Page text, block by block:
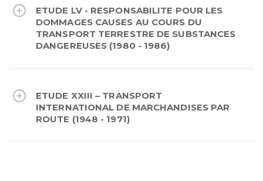
ETUDE LV - RESPONSABILITE POUR LES
DOMMAGES CAUSES AU COURS DU
TRANSPORT TERRESTRE DE SUBSTANCES
DANGEREUSES (1980 - 1986)
ETUDE XXIII – TRANSPORT
INTERNATIONAL DE MARCHANDISES PAR
ROUTE (1948 - 1971)